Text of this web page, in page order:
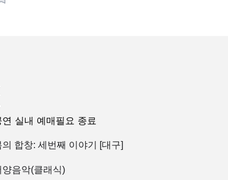
연 실내 예매필요 종료
의 합창: 세번째 이야기 [대구]
양음악(클래식)